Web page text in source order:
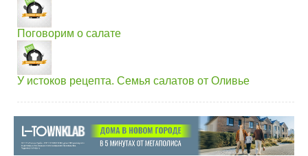
Поговорим о салате
У истоков рецепта. Семья салатов от Оливье